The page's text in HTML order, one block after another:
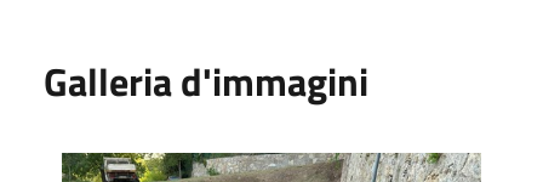
Galleria d'immagini
Scala dei pensieri Sant'Ermo